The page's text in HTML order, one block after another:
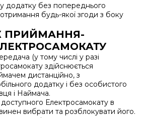
додатку без попереднього
будь-якої згоди з боку
ПРИЙМАННЯ-
(у тому числі у разі
здійснюється
дистанційно, з
додатку і без особистого
і Наймача.
Електросамокату в
вибрати та розблокувати його.